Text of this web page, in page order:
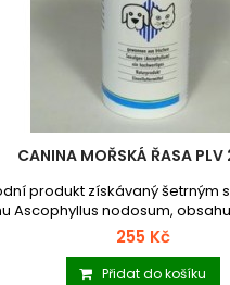
CANINA MOŘSKÁ ŘASA
produkt získávaný šetrným
Ascophyllus nodosum,
vitamínů a
pigmentace kůže, srsti, nosu,
drápů, nášlapných polštářků
255 Kč
Přidat do košíku